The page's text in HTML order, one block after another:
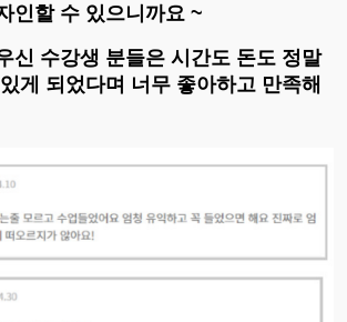
인할 수 있으니까요 ~
신 수강생 분들은 시간도 돈도 정말
게 되었다며 너무 좋아하고 만족해